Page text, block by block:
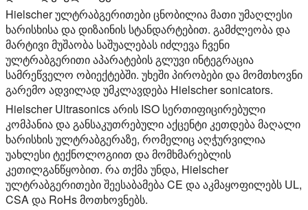
Hielscher ულტრაბგერითები ცნობილია მათი უმაღლესი
ხარისხისა და დიზაინის სტანდარტებით. გამძლეობა და
მარტივი მუშაობა საშუალებას იძლევა ჩვენი
ულტრაბგერითი აპარატების გლუვი ინტეგრაცია
სამრეწველო ობიექტებში. უხეში პირობები და მომთხოვნი
გარემო ადვილად უმკლავდება Hielscher sonicators.
Hielscher Ultrasonics არის ISO სერთიფიცირებული
კომპანია და განსაკუთრებული აქცენტი კეთდება მაღალი
ხარისხის ულტრაბგერაზე, რომელიც აღჭურვილია
უახლესი ტექნოლოგიით და მომხმარებლის
კეთილგანწყობით. რა თქმა უნდა, Hielscher
ულტრაბგერითები შეესაბამება CE და აკმაყოფილებს UL,
CSA და RoHs მოთხოვნებს.